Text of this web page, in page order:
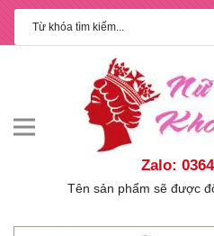
Zalo:
Tên sản phẩm sẽ được